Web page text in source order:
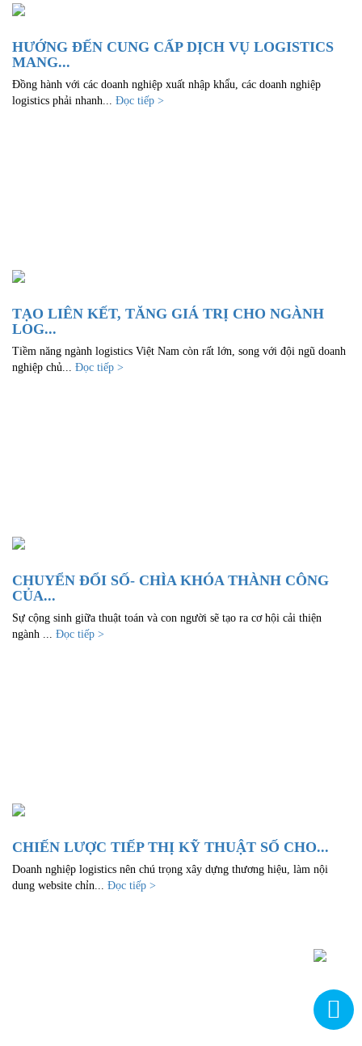
HƯỚNG ĐẾN CUNG CẤP DỊCH VỤ LOGISTICS
MANG...
Đồng hành với các doanh nghiệp xuất nhập khẩu, các doanh nghiệp
logistics phải nhanh... Đọc tiếp >
TẠO LIÊN KẾT, TĂNG GIÁ TRỊ CHO NGÀNH
LOG...
Tiềm năng ngành logistics Việt Nam còn rất lớn, song với đội ngũ doanh
nghiệp chủ... Đọc tiếp >
CHUYỂN ĐỔI SỐ- CHÌA KHÓA THÀNH CÔNG
CỦA...
Sự cộng sinh giữa thuật toán và con người sẽ tạo ra cơ hội cải thiện
ngành ... Đọc tiếp >
CHIẾN LƯỢC TIẾP THỊ KỸ THUẬT SỐ CHO...
Doanh nghiệp logistics nên chú trọng xây dựng thương hiệu, làm nội
dung website chỉn... Đọc tiếp >